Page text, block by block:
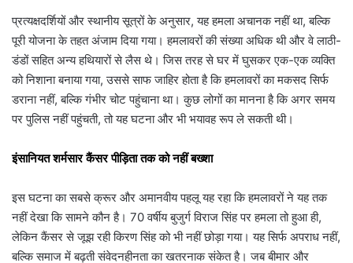
प्रत्यक्षदर्शियों और स्थानीय सूत्रों के अनुसार, यह हमला अचानक नहीं था, बल्कि
पूरी योजना के तहत अंजाम दिया गया। हमलावरों की संख्या अधिक थी और वे लाठी-
डंडों सहित अन्य हथियारों से लैस थे। जिस तरह से घर में घुसकर एक-एक व्यक्ति
को निशाना बनाया गया, उससे साफ जाहिर होता है कि हमलावरों का मकसद सिर्फ
डराना नहीं, बल्कि गंभीर चोट पहुंचाना था। कुछ लोगों का मानना है कि अगर समय
पर पुलिस नहीं पहुंचती, तो यह घटना और भी भयावह रूप ले सकती थी।
इंसानियत शर्मसार कैंसर पीड़िता तक को नहीं बख्शा
इस घटना का सबसे क्रूर और अमानवीय पहलू यह रहा कि हमलावरों ने यह तक
नहीं देखा कि सामने कौन है। 70 वर्षीय बुजुर्ग विराज सिंह पर हमला तो हुआ ही,
लेकिन कैंसर से जूझ रही किरण सिंह को भी नहीं छोड़ा गया। यह सिर्फ अपराध नहीं,
बल्कि समाज में बढ़ती संवेदनहीनता का खतरनाक संकेत है। जब बीमार और